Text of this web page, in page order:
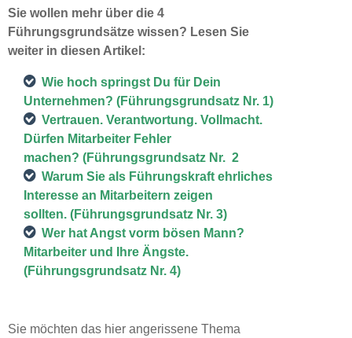
Sie wollen mehr über die 4
Führungsgrundsätze wissen? Lesen Sie
weiter in diesen Artikel:
Wie hoch springst Du für Dein
Unternehmen? (Führungsgrundsatz Nr. 1)
Vertrauen. Verantwortung. Vollmacht.
Dürfen Mitarbeiter Fehler
machen? (Führungsgrundsatz Nr. 2
Warum Sie als Führungskraft ehrliches
Interesse an Mitarbeitern zeigen
sollten. (Führungsgrundsatz Nr. 3)
Wer hat Angst vorm bösen Mann?
Mitarbeiter und Ihre Ängste.
(Führungsgrundsatz Nr. 4)
Sie möchten das hier angerissene Thema